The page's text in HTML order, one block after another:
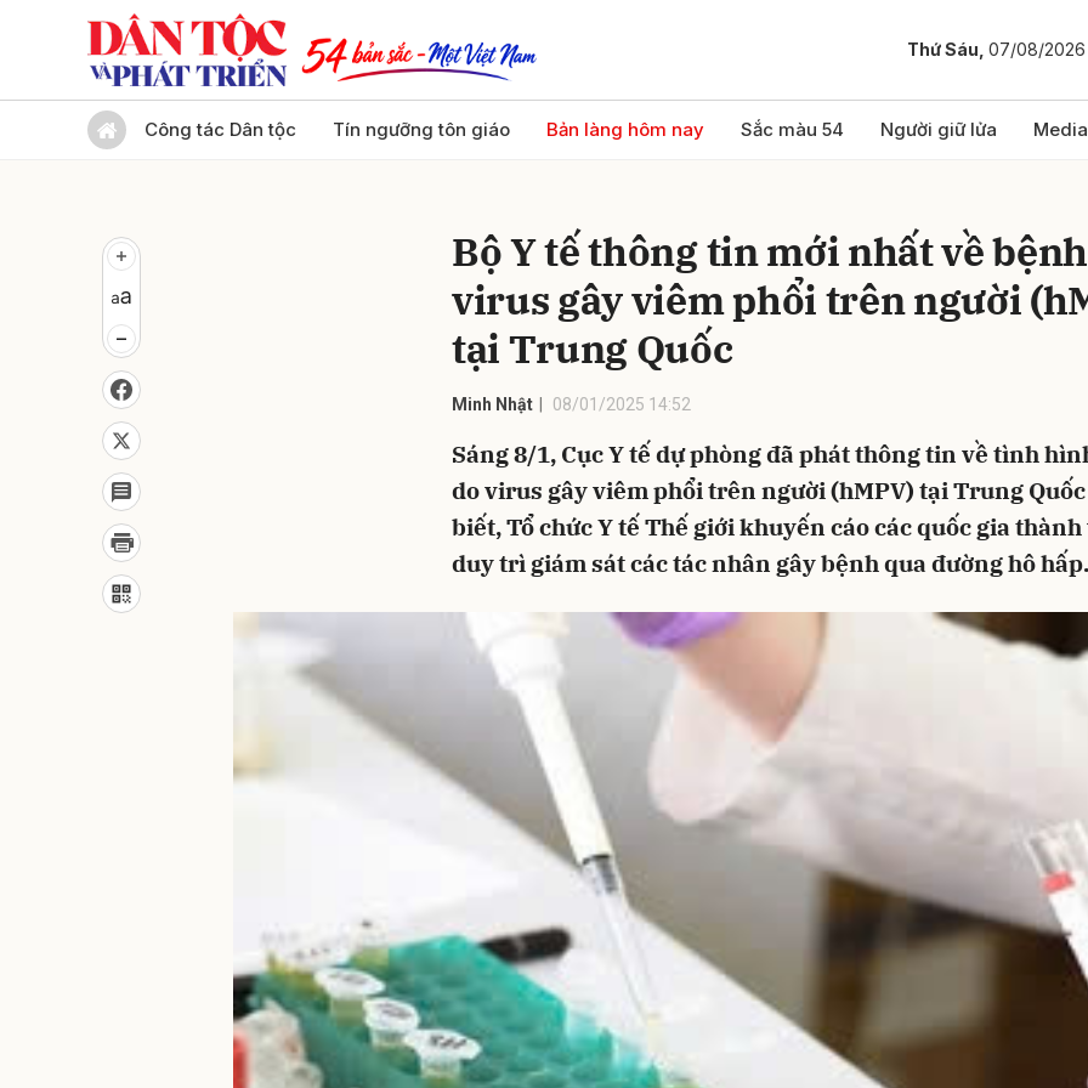
Thứ Sáu, 07/08/2026
Công tác Dân tộc Tín ngưỡng tôn giáo Bản làng hôm nay Sắc màu 54 Người giữ lửa Media
Bộ Y tế thông tin mới nhất về
virus gây viêm phổi trên người
tại Trung Quốc
Minh Nhật 08/01/2025 14:52
Sáng 8/1, Cục Y tế dự phòng đã phát thông tin về tình
do virus gây viêm phổi trên người (hMPV) tại Trung
biết, Tổ chức Y tế Thế giới khuyến cáo các quốc gia
duy trì giám sát các tác nhân gây bệnh qua đường hô
Gửi bình luận